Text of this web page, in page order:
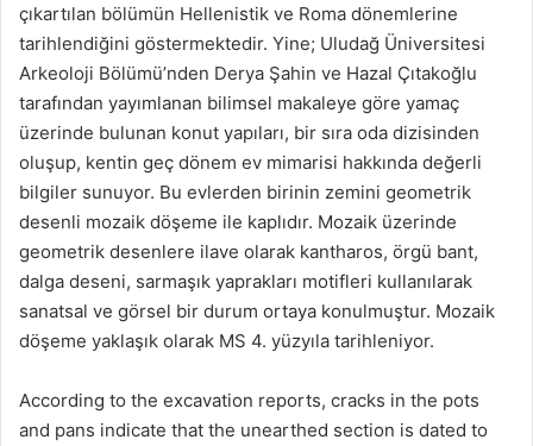
çıkartılan bölümün Hellenistik ve Roma dönemlerine
tarihlendiğini göstermektedir. Yine; Uludağ Üniversitesi
Arkeoloji Bölümü’nden Derya Şahin ve Hazal Çıtakoğlu
tarafından yayımlanan bilimsel makaleye göre yamaç
üzerinde bulunan konut yapıları, bir sıra oda dizisinden
oluşup, kentin geç dönem ev mimarisi hakkında değerli
bilgiler sunuyor. Bu evlerden birinin zemini geometrik
desenli mozaik döşeme ile kaplıdır. Mozaik üzerinde
geometrik desenlere ilave olarak kantharos, örgü bant,
dalga deseni, sarmaşık yaprakları motifleri kullanılarak
sanatsal ve görsel bir durum ortaya konulmuştur. Mozaik
döşeme yaklaşık olarak MS 4. yüzyıla tarihleniyor.
According to the excavation reports, cracks in the pots
and pans indicate that the unearthed section is dated to